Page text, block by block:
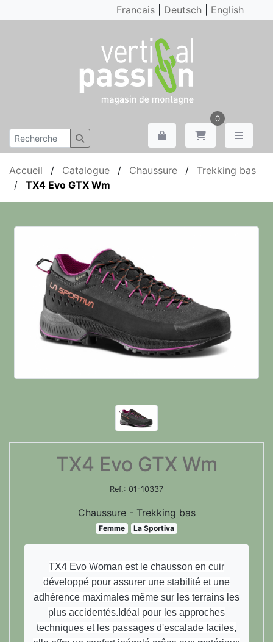
Francais Deutsch English
0
Accueil / Catalogue / Chaussure /
Trekking bas
/
TX4 Evo GTX Wm
TX4 Evo GTX Wm
Ref.: 01-10337
Chaussure - Trekking bas
Femme La Sportiva
TX4 Evo Woman est le chausson en cuir
développé pour assurer une stabilité et une
adhérence maximales même sur les terrains les
plus accidentés.Idéal pour les approches
techniques et les passages d'escalade faciles,